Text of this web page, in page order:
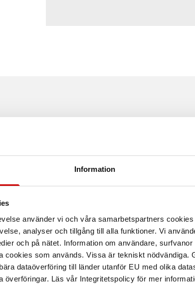
Information
använder vi och våra samarbetspartners
analyser och tillgång till alla funktioner. Vi
och på nätet. Information om användare,
cookies som används. Vissa är tekniskt nödvändiga.
dataöverföring till länder utanför EU med olika
överföringar. Läs vår Integritetspolicy för mer
PVC
köldbeständig
Högtrycksslangvinda
30 meter.